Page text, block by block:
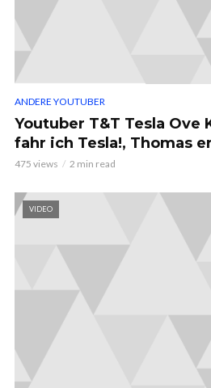
ANDERE YOUTUBER
Youtuber T&T Tesla Ove
fahr ich Tesla!, Thomas
475 views 2 min read
VIDEO